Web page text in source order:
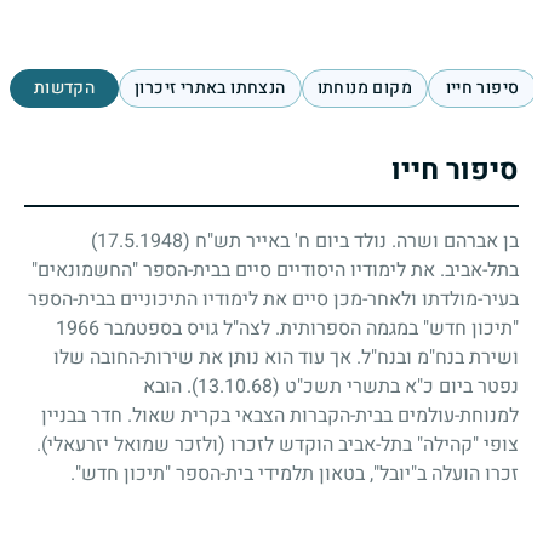
סיפור חייו מקום מנוחתו הנצחתו באתרי זיכרון הקדשות
סיפור חייו
בן אברהם ושרה. נולד ביום ח' באייר תש"ח (17.5.1948)
בתל-אביב. את לימודיו היסודיים סיים בבית-הספר "החשמונאים"
בעיר-מולדתו ולאחר-מכן סיים את לימודיו התיכוניים בבית-הספר
"תיכון חדש" במגמה הספרותית. לצה"ל גויס בספטמבר1966
ושירת בנח"מ ובנח"ל. אך עוד הוא נותן את שירות-החובה שלו
נפטר ביום כ"א בתשרי תשכ"ט (13.10.68)
. הובא
למנוחת-עולמים בבית-הקברות הצבאי בקרית שאול. חדר בבניין
צופי "קהילה" בתל-אביב הוקדש לזכרו (ולזכר שמואל יזרעאלי).
זכרו הועלה ב"יובל", בטאון תלמידי בית-הספר "תיכון חדש".